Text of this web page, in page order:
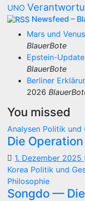
UNO
Newsfeed –
Mars und
BlauerBote
Epstein-
BlauerBote
Berliner
2026
You missed
Analysen Politik und
Die
1. Dezember 2025
Korea Politik und
Philosophie
Songdo —